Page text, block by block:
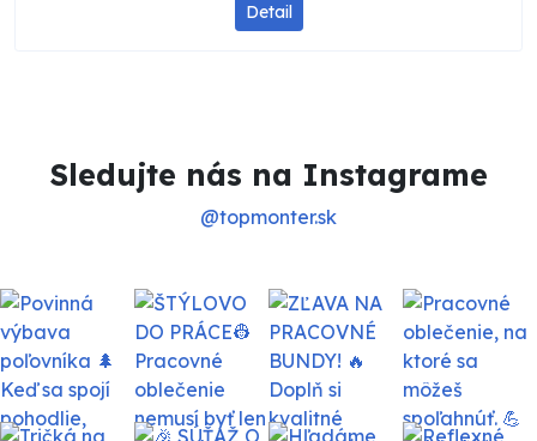
Detail
Sledujte nás na Instagrame
@topmonter.sk